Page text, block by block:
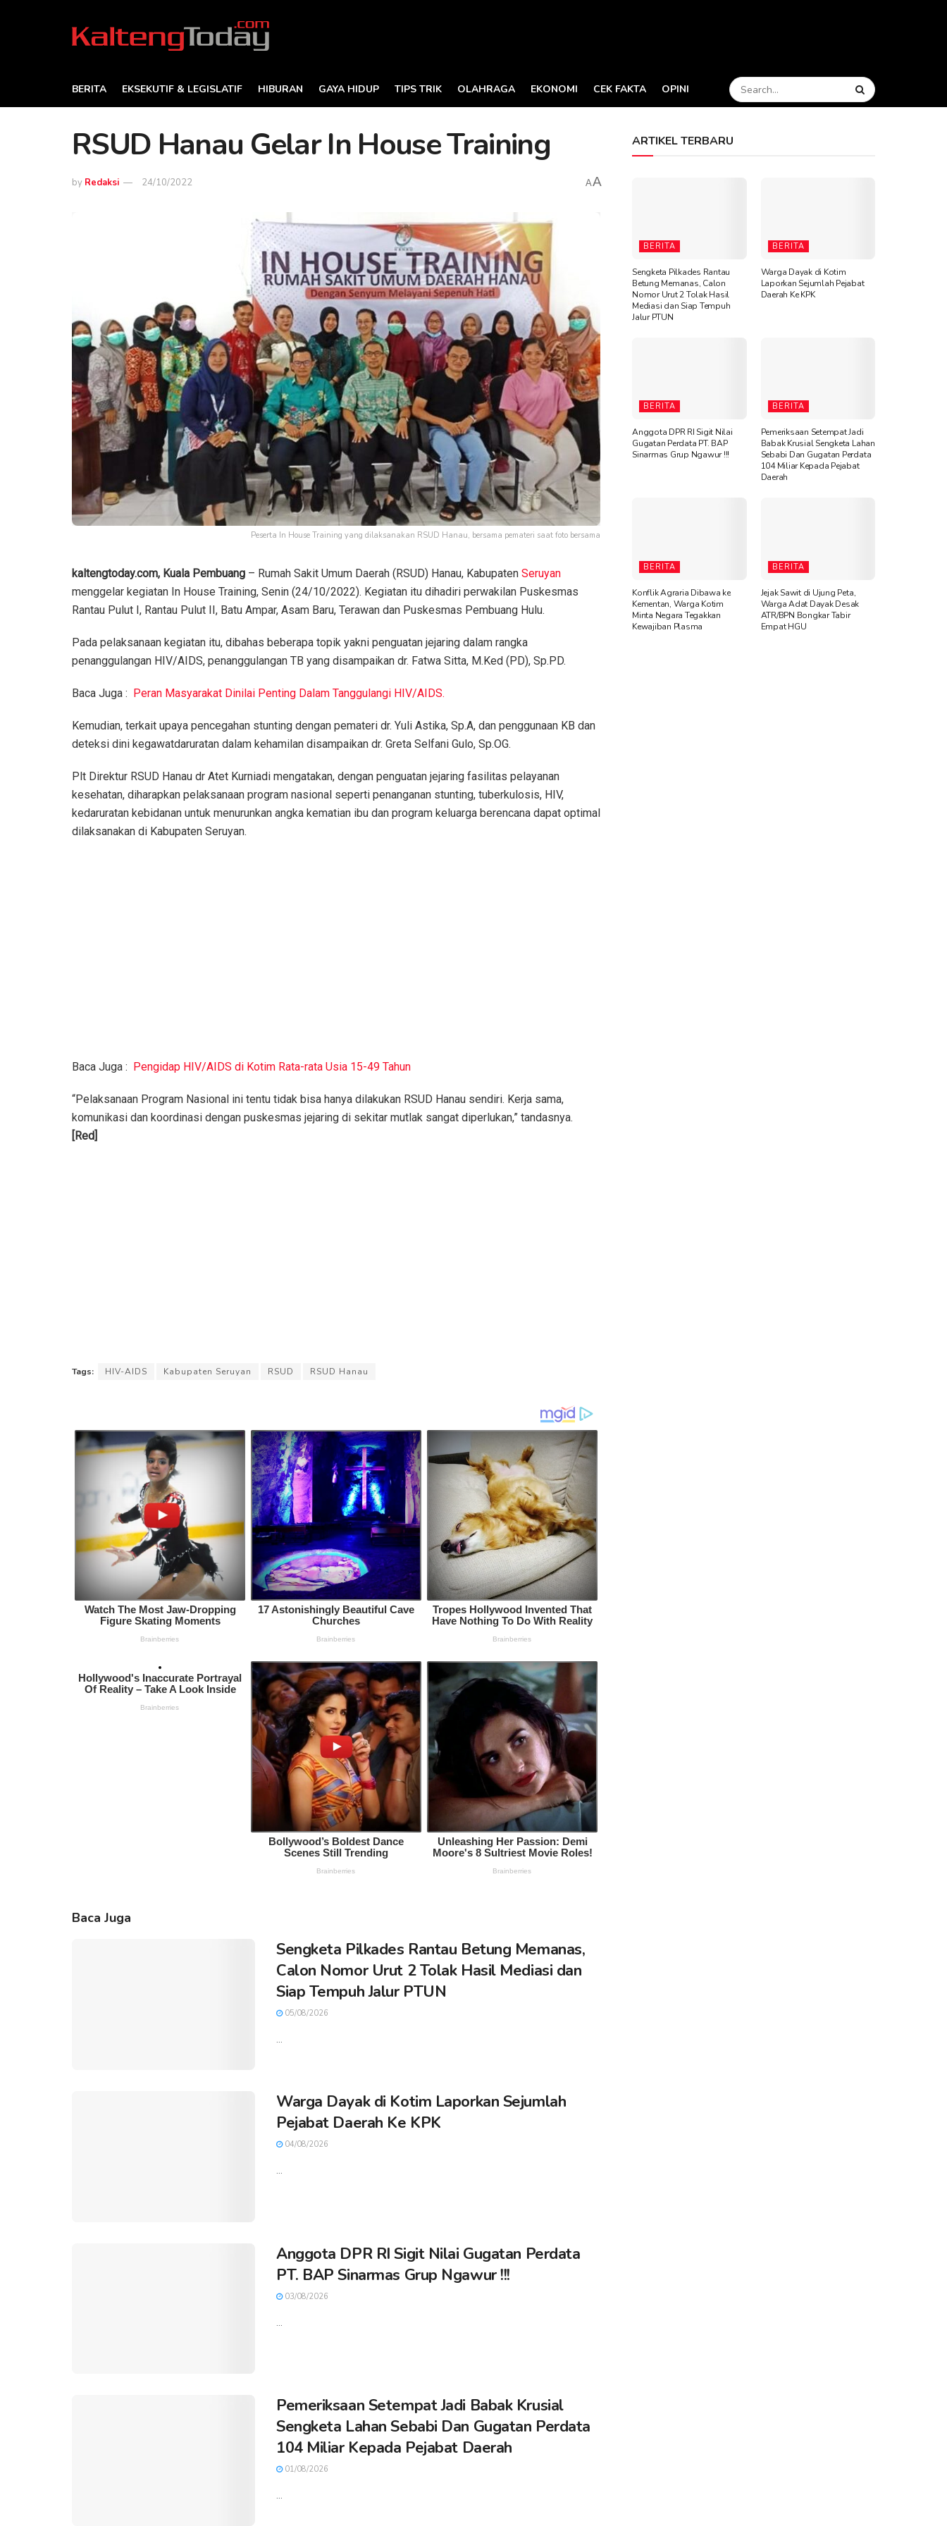
BERITA EKSEKUTIF & LEGISLATIF HIBURAN GAYA HIDUP TIPS TRIK OLAHRAGA EKONOMI CEK FAKTA OPINI
RSUD Hanau Gelar In House Training
by Redaksi 24/10/2022 AA
Peserta In House Training yang dilaksanakan RSUD Hanau, bersama pemateri saat foto bersama
kaltengtoday.com, Kuala Pembuang – Rumah Sakit Umum Daerah (RSUD) Hanau, Kabupaten Seruyan
menggelar kegiatan In House Training, Senin (24/10/2022). Kegiatan itu dihadiri perwakilan Puskesmas
Rantau Pulut I, Rantau Pulut II, Batu Ampar, Asam Baru, Terawan dan Puskesmas Pembuang Hulu.
Pada pelaksanaan kegiatan itu, dibahas beberapa topik yakni penguatan jejaring dalam rangka
penanggulangan HIV/AIDS, penanggulangan TB yang disampaikan dr. Fatwa Sitta, M.Ked (PD), Sp.PD.
Baca Juga : Peran Masyarakat Dinilai Penting Dalam Tanggulangi HIV/AIDS.
Kemudian, terkait upaya pencegahan stunting dengan pemateri dr. Yuli Astika, Sp.A, dan penggunaan KB dan
deteksi dini kegawatdaruratan dalam kehamilan disampaikan dr. Greta Selfani Gulo, Sp.OG.
Plt Direktur RSUD Hanau dr Atet Kurniadi mengatakan, dengan penguatan jejaring fasilitas pelayanan
kesehatan, diharapkan pelaksanaan program nasional seperti penanganan stunting, tuberkulosis, HIV,
kedaruratan kebidanan untuk menurunkan angka kematian ibu dan program keluarga berencana dapat optimal
dilaksanakan di Kabupaten Seruyan.
Baca Juga : Pengidap HIV/AIDS di Kotim Rata-rata Usia 15-49 Tahun
“Pelaksanaan Program Nasional ini tentu tidak bisa hanya dilakukan RSUD Hanau sendiri. Kerja sama,
komunikasi dan koordinasi dengan puskesmas jejaring di sekitar mutlak sangat diperlukan,” tandasnya.
[Red]
Tags: HIV-AIDS Kabupaten Seruyan RSUD RSUD Hanau
Baca Juga
Sengketa Pilkades Rantau Betung Memanas,
Calon Nomor Urut 2 Tolak Hasil Mediasi dan
Siap Tempuh Jalur PTUN
05/08/2026
Warga Dayak di Kotim Laporkan Sejumlah
Pejabat Daerah Ke KPK
04/08/2026
Anggota DPR RI Sigit Nilai Gugatan Perdata
PT. BAP Sinarmas Grup Ngawur !!!
03/08/2026
Pemeriksaan Setempat Jadi Babak Krusial
Sengketa Lahan Sebabi Dan Gugatan Perdata
104 Miliar Kepada Pejabat Daerah
01/08/2026
...
ARTIKEL TERBARU
BERITA
Sengketa Pilkades Rantau
Betung Memanas, Calon
Nomor Urut 2 Tolak Hasil
Mediasi dan Siap Tempuh
Jalur PTUN
BERITA
Warga Dayak di Kotim
Laporkan Sejumlah Pejabat
Daerah Ke KPK
BERITA
Anggota DPR RI Sigit Nilai
Gugatan Perdata PT. BAP
Sinarmas Grup Ngawur !!!
BERITA
Pemeriksaan Setempat Jadi
Babak Krusial Sengketa Lahan
Sebabi Dan Gugatan Perdata
104 Miliar Kepada Pejabat
Daerah
BERITA
Konflik Agraria Dibawa ke
Kementan, Warga Kotim
Minta Negara Tegakkan
Kewajiban Plasma
BERITA
Jejak Sawit di Ujung Peta,
Warga Adat Dayak Desak
ATR/BPN Bongkar Tabir
Empat HGU